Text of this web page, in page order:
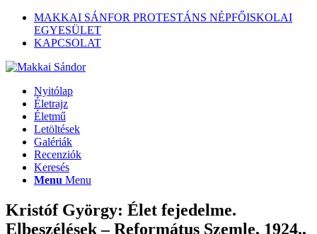
MAKKAI SÁNFOR PROTESTÁNS NÉPFŐISKOLAI
EGYESÜLET
KAPCSOLAT
Nyitólap
Életrajz
Életmű
Letöltések
Galériák
Recenziók
Keresés
Menu Menu
Kristóf György: Élet fejedelme.
Elbeszélések – Református Szemle, 1924.,